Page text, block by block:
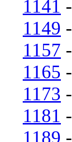
1141 -
1149 -
1157 -
1165 -
1173 -
1181 -
1189 -